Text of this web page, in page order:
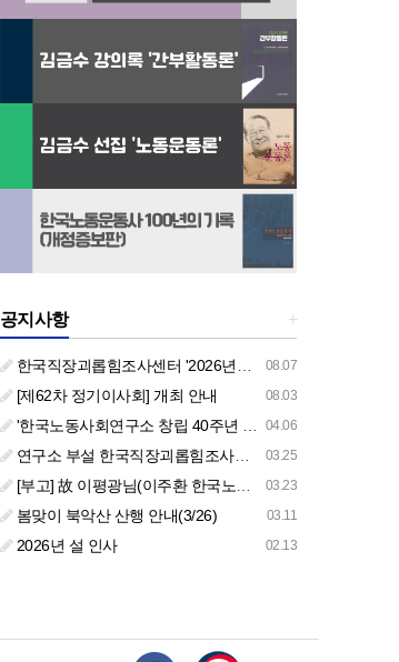
+
공지사항
08.07
한국직장괴롭힘조사센터 '2026년도 하반기 주요 사업 안내' (교육/컨설팅)
08.03
[제62차 정기이사회] 개최 안내
04.06
'한국노동사회연구소 창립 40주년 기념 행사 안내'
03.25
연구소 부설 한국직장괴롭힘조사센터 '2026년도 주요 사업 안내' (교육/컨설팅)
03.23
[부고] 故 이평광님(이주환 한국노동사회연구소 부소장 부친상)
03.11
봄맞이 북악산 산행 안내(3/26)
02.13
2026년 설 인사